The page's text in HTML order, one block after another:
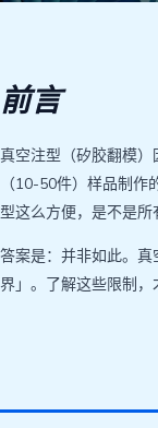
前言
真空注型（矽胶翻模
（10-50件）样品制
型这么方便，是不是所
答案是：并非如此。
界」。了解这些限制，